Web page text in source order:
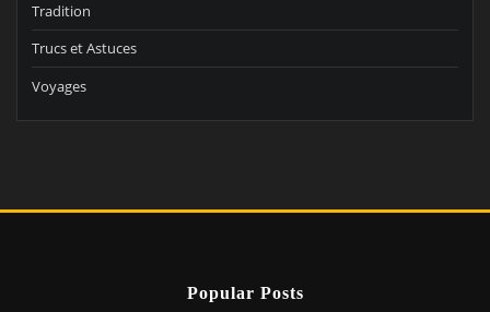
Tradition
Trucs et Astuces
Voyages
Popular Posts